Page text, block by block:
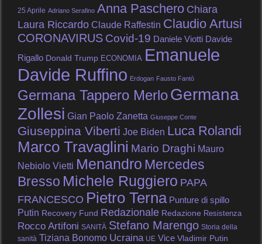
25 Aprile Adriano Serafino Anna Paschero Chiara
Laura Riccardo Claude Raffestin Claudio Artusi
CORONAVIRUS Covid-19 Daniele Viotti Davide
Rigallo Donald Trump ECONOMIA Emanuele
Davide Ruffino Erdogan Fausto Fantò
Germana Tappero MerloGermana
Zollesi Gian Paolo Zanetta Giuseppe Conte
Giuseppina Viberti Joe Biden Luca Rolandi
Marco Travaglini Mario Draghi Mauro
Nebiolo Vietti Menandro Mercedes
Bresso Michele Ruggiero PAPA
FRANCESCO Pietro Terna Punture di spillo
Putin Recovery Fund Redazionale Redazione Resistenza
Rocco Artifoni SANITÀ Stefano Marengo Storia della
sanità Tiziana Bonomo Ucraina UE Vice Vladimir Putin